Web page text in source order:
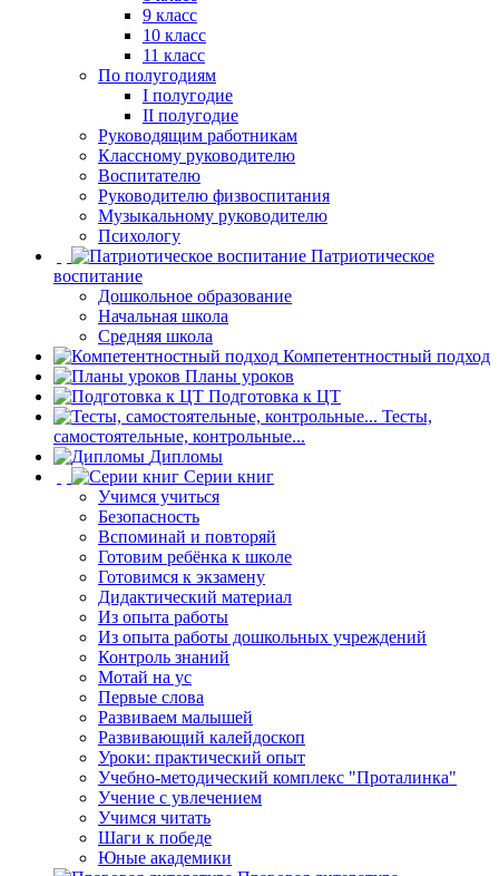
9 класс
10 класс
11 класс
По полугодиям
I полугодие
II полугодие
Руководящим работникам
Классному руководителю
Воспитателю
Руководителю физвоспитания
Музыкальному руководителю
Психологу
Патриотическое
воспитание
Дошкольное образование
Начальная школа
Средняя школа
Компетентностный подход
Планы уроков
Подготовка к ЦТ
Тесты,
самостоятельные, контрольные...
Дипломы
Серии книг
Учимся учиться
Безопасность
Вспоминай и повторяй
Готовим ребёнка к школе
Готовимся к экзамену
Дидактический материал
Из опыта работы
Из опыта работы дошкольных учреждений
Контроль знаний
Мотай на ус
Первые слова
Развиваем малышей
Развивающий калейдоскоп
Уроки: практический опыт
Учебно-методический комплекс "Проталинка"
Учение с увлечением
Учимся читать
Шаги к победе
Юные академики